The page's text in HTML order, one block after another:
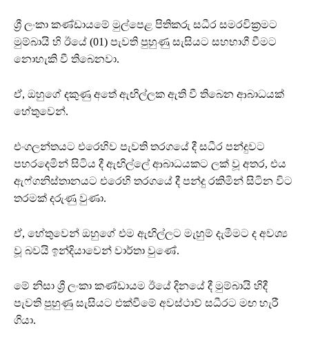
ශ්‍රී ලංකා කණ්ඩායමේ මුල්පෙළ පිතිකරු සධීර සමරවික්‍රමට
මුම්බායි හි ඊයේ (01) පැවති පුහුණු සැසියට සහභාගී වීමට
නොහැකි වී තිබෙනවා.
ඒ, ඔහුගේ දකුණු අතේ ඇඟිල්ලක ඇති වී තිබෙන ආබාධයක්
හේතුවෙන්.
එංගලන්තයට එරෙහිව පැවති තරගයේ දී සධීර පන්දුවට
පහරදෙමින් සිටිය දී ඇඟිල්ලේ ආබාධයකට ලක් වූ අතර, එය
ඇෆ්ගනිස්තානයට එරෙහි තරගයේ දී පන්දු රකිමින් සිටින විට
තරමක් දරුණු වුණා.
ඒ, හේතුවෙන් ඔහුගේ එම ඇඟිල්ලට මැහුම් දැමීමට ද අවශ්‍ය
වූ බවයි ඉන්දියාවෙන් වාර්තා වුණේ.
මේ නිසා ශ්‍රී ලංකා කණ්ඩායම ඊයේ දිනයේ දී මුම්බායි හිදී
පැවති පුහුණු සැසියට එක්වීමේ අවස්ථාව් සධීරට මඟ හැරී
ගියා.